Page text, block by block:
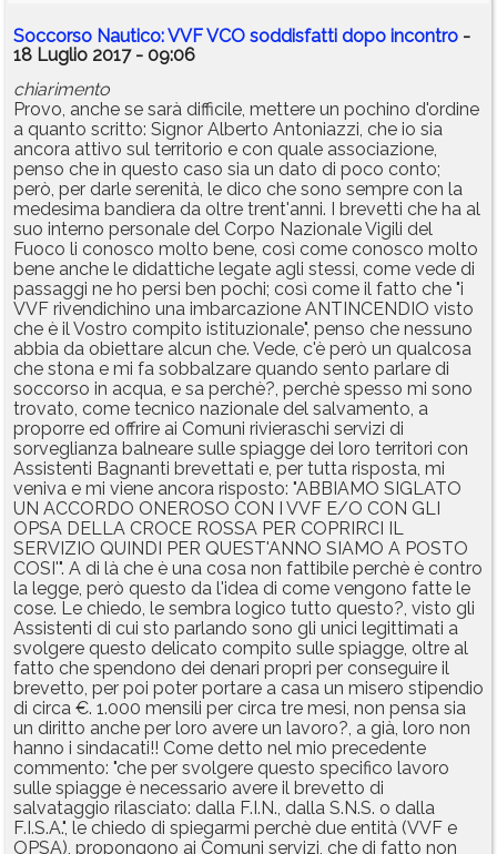
Soccorso Nautico: VVF VCO soddisfatti dopo incontro -
18 Luglio 2017 - 09:06
chiarimento
Provo, anche se sarà difficile, mettere un pochino d'ordine
a quanto scritto: Signor Alberto Antoniazzi, che io sia
ancora attivo sul territorio e con quale associazione,
penso che in questo caso sia un dato di poco conto;
però, per darle serenità, le dico che sono sempre con la
medesima bandiera da oltre trent'anni. I brevetti che ha al
suo interno personale del Corpo Nazionale Vigili del
Fuoco li conosco molto bene, così come conosco molto
bene anche le didattiche legate agli stessi, come vede di
passaggi ne ho persi ben pochi; così come il fatto che "i
VVF rivendichino una imbarcazione ANTINCENDIO visto
che è il Vostro compito istituzionale", penso che nessuno
abbia da obiettare alcun che. Vede, c'è però un qualcosa
che stona e mi fa sobbalzare quando sento parlare di
soccorso in acqua, e sa perchè?, perchè spesso mi sono
trovato, come tecnico nazionale del salvamento, a
proporre ed offrire ai Comuni rivieraschi servizi di
sorveglianza balneare sulle spiagge dei loro territori con
Assistenti Bagnanti brevettati e, per tutta risposta, mi
veniva e mi viene ancora risposto: "ABBIAMO SIGLATO
UN ACCORDO ONEROSO CON I VVF E/O CON GLI
OPSA DELLA CROCE ROSSA PER COPRIRCI IL
SERVIZIO QUINDI PER QUEST'ANNO SIAMO A POSTO
COSI'". A di là che è una cosa non fattibile perchè è contro
la legge, però questo da l'idea di come vengono fatte le
cose. Le chiedo, le sembra logico tutto questo?, visto gli
Assistenti di cui sto parlando sono gli unici legittimati a
svolgere questo delicato compito sulle spiagge, oltre al
fatto che spendono dei denari propri per conseguire il
brevetto, per poi poter portare a casa un misero stipendio
di circa €. 1.000 mensili per circa tre mesi, non pensa sia
un diritto anche per loro avere un lavoro?, a già, loro non
hanno i sindacati!! Come detto nel mio precedente
commento: "che per svolgere questo specifico lavoro
sulle spiagge è necessario avere il brevetto di
salvataggio rilasciato: dalla F.I.N., dalla S.N.S. o dalla
F.I.S.A.", le chiedo di spiegarmi perchè due entità (VVF e
OPSA), propongono ai Comuni servizi, che di fatto non